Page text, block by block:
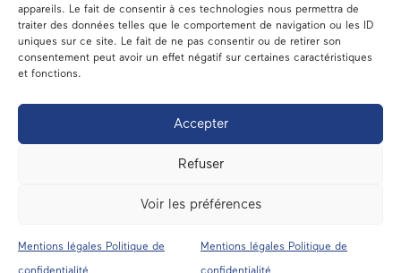
appareils. Le fait de consentir à ces technologies nous permettra de
traiter des données telles que le comportement de navigation ou les ID
uniques sur ce site. Le fait de ne pas consentir ou de retirer son
consentement peut avoir un effet négatif sur certaines caractéristiques
et fonctions.
Accepter
Refuser
Voir les préférences
Mentions légales Politique de
confidentialité
Mentions légales Politique de
confidentialité
Votre député
Dans les médias
En circonscription
A l’assemblée
Contact
Mentions légales